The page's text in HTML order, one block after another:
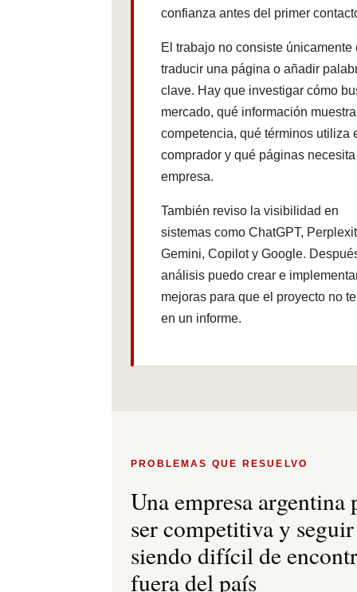
confianza antes del primer
El trabajo no consiste únicamente
traducir una página o añadir
clave. Hay que investigar cómo
mercado, qué información
competencia, qué términos utiliza
comprador y qué páginas
empresa.
También reviso la visibilidad en
sistemas como ChatGPT,
Gemini, Copilot y Google.
análisis puedo crear e
mejoras para que el proyecto no
en un informe.
PROBLEMAS QUE RESUELVO
Una empresa argentina
ser competitiva y seguir
siendo difícil de
fuera del país